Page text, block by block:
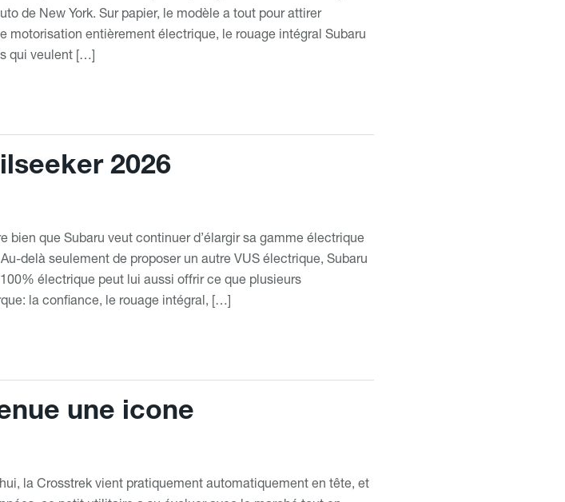
de New York. Sur papier, le modèle a tout pour attirer
motorisation entièrement électrique, le rouage intégral Subaru
qui veulent […]
2026
bien que Subaru veut continuer d’élargir sa gamme électrique
delà seulement de proposer un autre VUS électrique, Subaru
électrique peut lui aussi offrir ce que plusieurs
la confiance, le rouage intégral, […]
une icone
la Crosstrek vient pratiquement automatiquement en tête, et